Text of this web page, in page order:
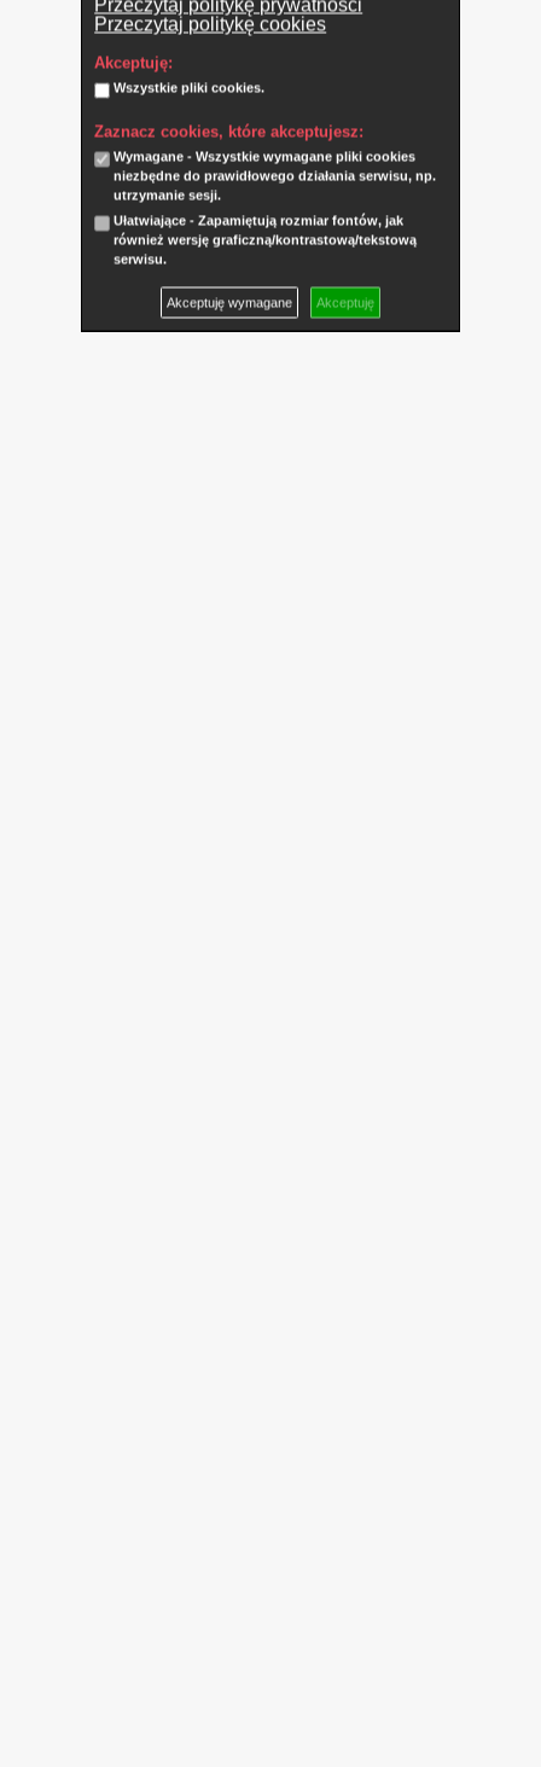
Przeczytaj politykę prywatności
Przeczytaj politykę cookies
Akceptuję:
Wszystkie pliki cookies.
Zaznacz cookies, które akceptujesz:
Wymagane - Wszystkie wymagane pliki cookies
niezbędne do prawidłowego działania serwisu, np.
utrzymanie sesji.
Ułatwiające - Zapamiętują rozmiar fontów, jak
również wersję graficzną/kontrastową/tekstową
serwisu.
Akceptuję wymagane Akceptuję